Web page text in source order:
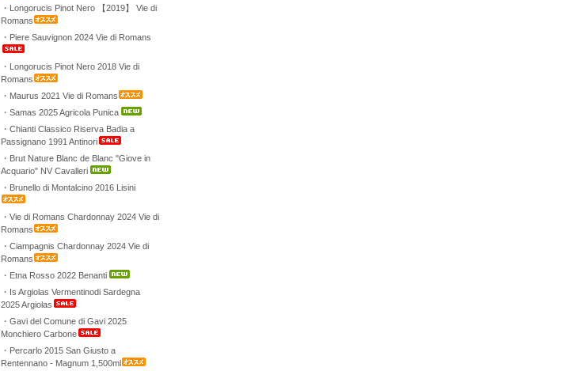
・Longorucis Pinot Nero 【2019】 Vie di
Romans
・Piere Sauvignon 2024 Vie di Romans
・Longorucis Pinot Nero 2018 Vie di
Romans
・Maurus 2021 Vie di Romans
・Samas 2025 Agricola Punica
・Chianti Classico Riserva Badia a
Passignano 1991 Antinori
・Brut Nature Blanc de Blanc "Giove in
Acquario" NV Cavalleri
・Brunello di Montalcino 2016 Lisini
・Vie di Romans Chardonnay 2024 Vie di
Romans
・Ciampagnis Chardonnay 2024 Vie di
Romans
・Etna Rosso 2022 Benanti
・Is Argiolas Vermentinodi Sardegna
2025 Argiolas
・Gavi del Comune di Gavi 2025
Monchiero Carbone
・Percarlo 2015 San Giusto a
Rentennano - Magnum 1,500ml